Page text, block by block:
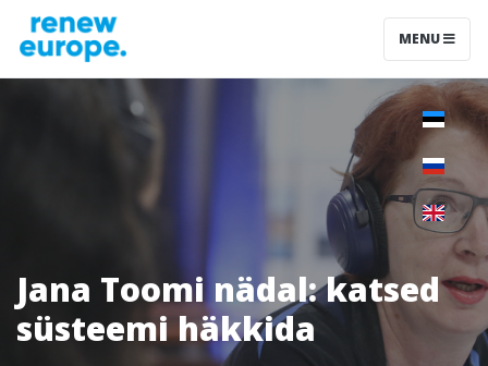
MENU
Jana Toomi nädal: katsed
süsteemi häkkida